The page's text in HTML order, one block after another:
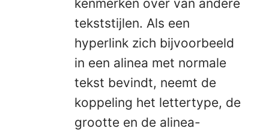
kenmerken over van andere
tekststijlen. Als een
hyperlink zich bijvoorbeeld
in een alinea met normale
tekst bevindt, neemt de
koppeling het lettertype, de
grootte en de alinea-